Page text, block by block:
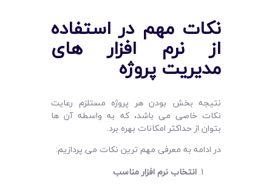
نکات مهم در استفاده
از نرم افزار های
مدیریت پروژه
نتیجه بخش بودن هر پروژه مستلزم رعایت
نکات خاصی می ‌باشد، که به واسطه آن ها
بتوان از حداکثر امکانات بهره برد.
در ادامه به معرفی مهم ترین نکات می پردازیم:
انتخاب نرم افزار مناسب